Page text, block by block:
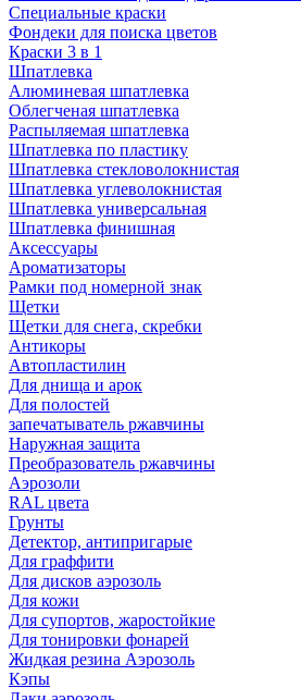
Специальные краски
Фондеки для поиска цветов
Краски 3 в 1
Шпатлевка
Алюминевая шпатлевка
Облегченая шпатлевка
Распыляемая шпатлевка
Шпатлевка по пластику
Шпатлевка стекловолокнистая
Шпатлевка углеволокнистая
Шпатлевка универсальная
Шпатлевка финишная
Аксессуары
Ароматизаторы
Рамки под номерной знак
Щетки
Щетки для снега, скребки
Антикоры
Автопластилин
Для днища и арок
Для полостей
запечатыватель ржавчины
Наружная защита
Преобразователь ржавчины
Аэрозоли
RAL цвета
Грунты
Детектор, антипригарые
Для граффити
Для дисков аэрозоль
Для кожи
Для супортов, жаростойкие
Для тонировки фонарей
Жидкая резина Аэрозоль
Кэпы